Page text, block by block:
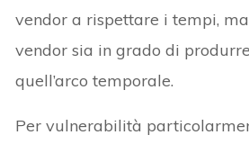
vendor a rispettare i tempi,
vendor sia in grado di
quell’arco temporale.
Per vulnerabilità